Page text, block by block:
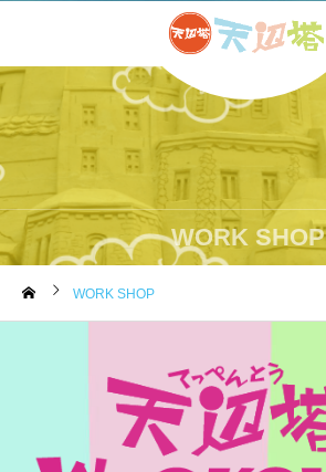
WORK SHOP
WORK SHOP